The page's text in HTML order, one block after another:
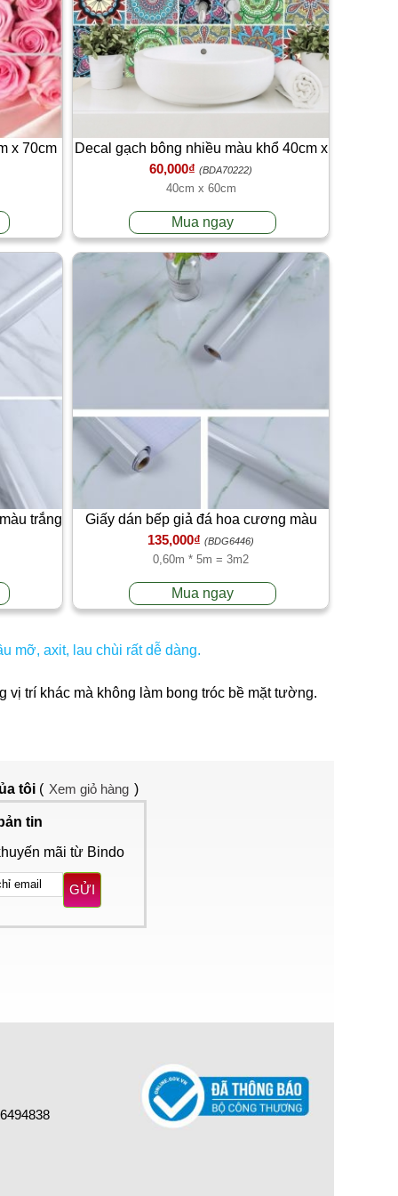
x 70cm
Decal gạch bông nhiều màu khổ 40cm x
60cm (6 miếng) dán trang trí bếp
60,000₫ (BDA70222)
40cm x 60cm
Mua ngay
trắng
Giấy dán bếp giả đá hoa cương màu
trắng 0.6m x 5m tráng nhôm chống cháy
135,000₫ (BDG6446)
0,60m * 5m = 3m2
Mua ngay
mỡ, axit, lau chùi rất dễ dàng.
trí khác mà không làm bong tróc bề mặt tường.
tôi ( Xem giỏ hàng )
tin
mãi từ Bindo
GỬI